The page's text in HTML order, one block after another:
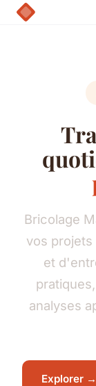
Bricolage
vos
et
analyses
Explorer →